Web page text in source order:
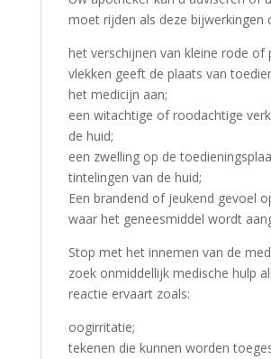
moet rijden als deze bijwerkingen
het verschijnen van kleine rode of
vlekken geeft de plaats van
het medicijn aan;
een witachtige of roodachtige
de huid;
een zwelling op de
tintelingen van de huid;
Een brandend of jeukend gevoel
waar het geneesmiddel wordt
Stop met het innemen van de
zoek onmiddellijk medische hulp
reactie ervaart zoals:
oogirritatie;
tekenen die kunnen worden